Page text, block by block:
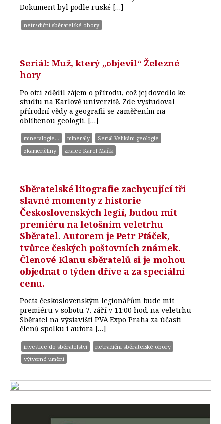
Dokument byl podle ruské […]
netradiční sběratelské obory
Seriál: Muž, který „objevil“ Železné
hory
Po otci zdědil zájem o přírodu, což jej dovedlo ke
studiu na Karlově univerzitě. Zde vystudoval
přírodní vědy a geografii se zaměřením na
oblíbenou geologii. […]
mineralogie... minerály
Seriál Velikáni geologie
zkameněliny
znalec Karel Mařík
Sběratelské litografie zachycující tři
slavné momenty z historie
Československých legií, budou mít
premiéru na letošním veletrhu
Sběratel. Autorem je Petr Ptáček,
tvůrce českých poštovních známek.
Členové Klanu sběratelů si je mohou
objednat o týden dříve a za speciální
cenu.
Pocta československým legionářům bude mít
premiéru v sobotu 7. září v 11:00 hod. na veletrhu
Sběratel na výstavišti PVA Expo Praha za účasti
členů spolku i autora […]
investice do sběratelství
netradiční sběratelské obory
výtvarné umění